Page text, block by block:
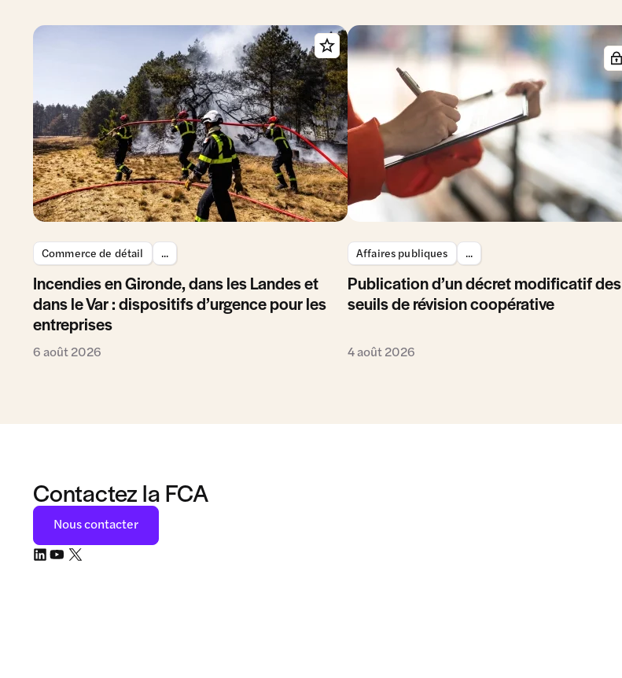
Commerce de détail ...
Incendies en Gironde, dans les Landes et
dans le Var : dispositifs d’urgence pour les
entreprises
6 août 2026
Affaires publiques ...
Publication d’un décret modificatif des
seuils de révision coopérative
4 août 2026
Contactez la FCA
Nous contacter